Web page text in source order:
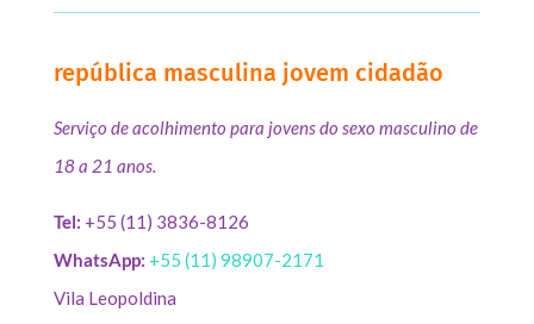
república masculina jovem cidadão
Serviço de acolhimento para jovens do sexo masculino de
18 a 21 anos.
Tel: +55 (11) 3836-8126
WhatsApp: +55 (11) 98907-2171
Vila Leopoldina